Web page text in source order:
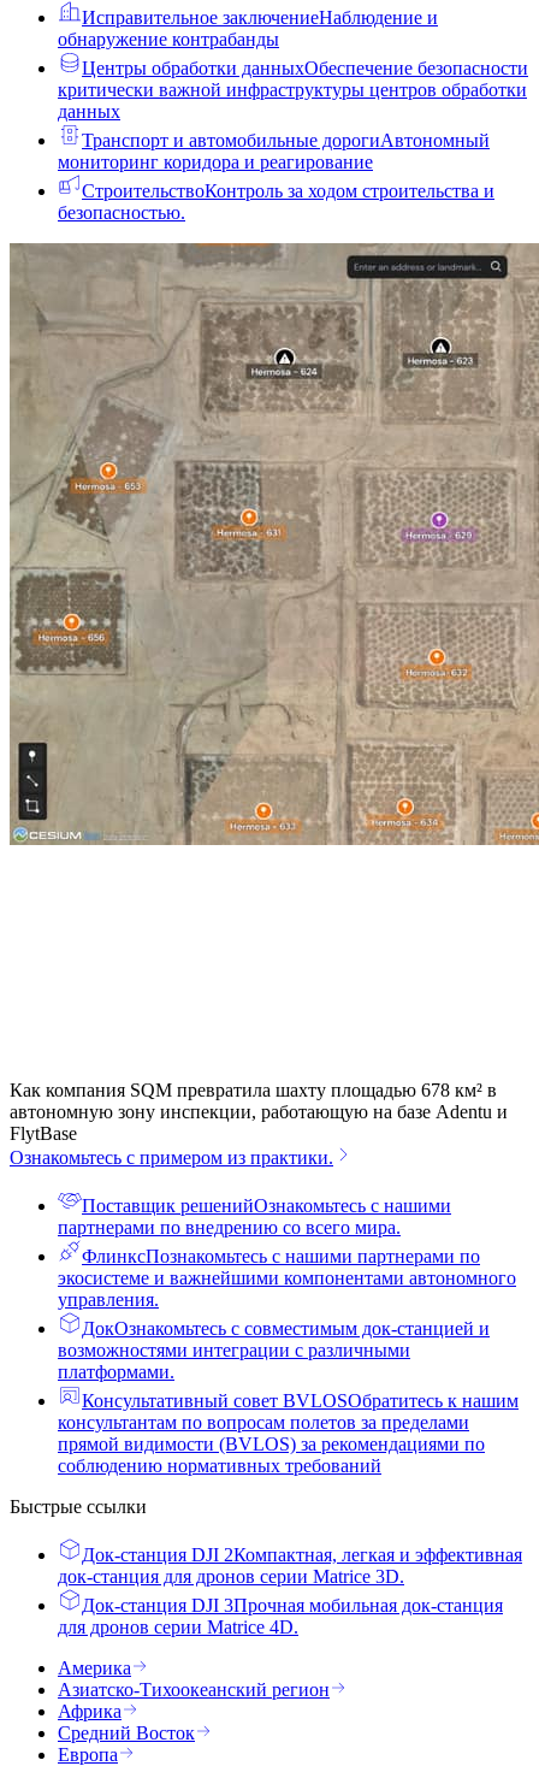
Исправительное заключениеНаблюдение и
обнаружение контрабанды
Центры обработки данныхОбеспечение безопасности
критически важной инфраструктуры центров обработки
данных
Транспорт и автомобильные дорогиАвтономный
мониторинг коридора и реагирование
СтроительствоКонтроль за ходом строительства и
безопасностью.
Как компания SQM превратила шахту площадью 678 км² в
автономную зону инспекции, работающую на базе Adentu и
FlytBase
Ознакомьтесь с примером из практики.
Поставщик решенийОзнакомьтесь с нашими
партнерами по внедрению со всего мира.
ФлинксПознакомьтесь с нашими партнерами по
экосистеме и важнейшими компонентами автономного
управления.
ДокОзнакомьтесь с совместимым док-станцией и
возможностями интеграции с различными
платформами.
Консультативный совет BVLOSОбратитесь к нашим
консультантам по вопросам полетов за пределами
прямой видимости (BVLOS) за рекомендациями по
соблюдению нормативных требований
Быстрые ссылки
Док-станция DJI 2Компактная, легкая и эффективная
док-станция для дронов серии Matrice 3D.
Док-станция DJI 3Прочная мобильная док-станция
для дронов серии Matrice 4D.
Америка
Азиатско-Тихоокеанский регион
Африка
Средний Восток
Европа